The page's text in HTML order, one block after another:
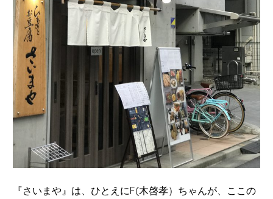
『さいまや』は、ひとえにF(木啓孝）ちゃんが、ここの